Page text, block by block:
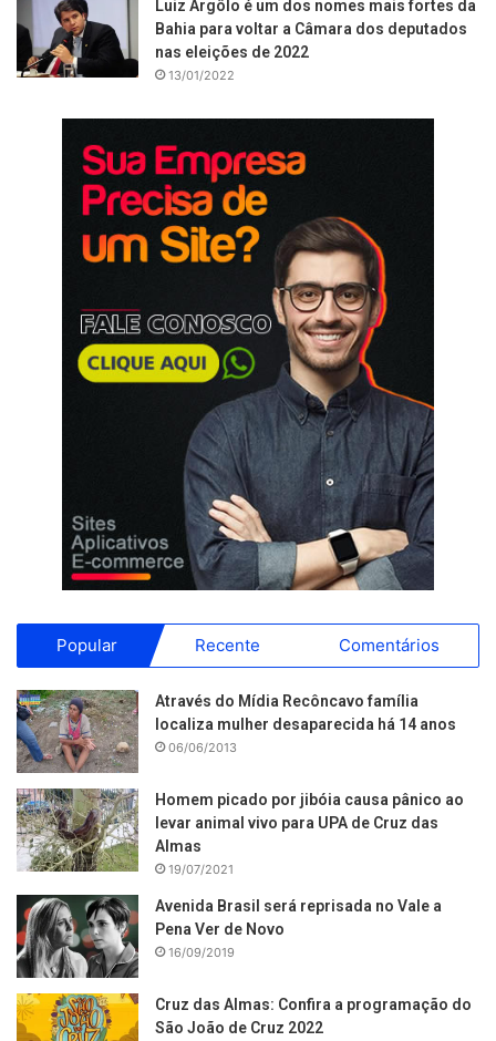
Luiz Argôlo é um dos nomes mais fortes da
Bahia para voltar a Câmara dos deputados
nas eleições de 2022
13/01/2022
Popular Recente Comentários
Através do Mídia Recôncavo família
localiza mulher desaparecida há 14 anos
06/06/2013
Homem picado por jibóia causa pânico ao
levar animal vivo para UPA de Cruz das
Almas
19/07/2021
Avenida Brasil será reprisada no Vale a
Pena Ver de Novo
16/09/2019
Cruz das Almas: Confira a programação do
São João de Cruz 2022